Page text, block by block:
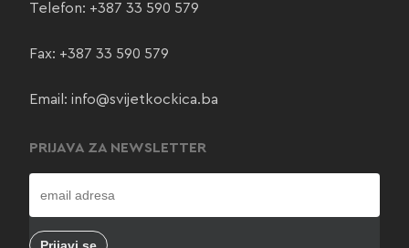
Telefon: +387 33 590 579
Fax: +387 33 590 579
Email: info@svijetkockica.ba
PRIJAVA ZA NEWSLETTER